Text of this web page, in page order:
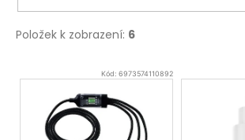
Položek k zobrazení: 6
V Kód: 6973574110892